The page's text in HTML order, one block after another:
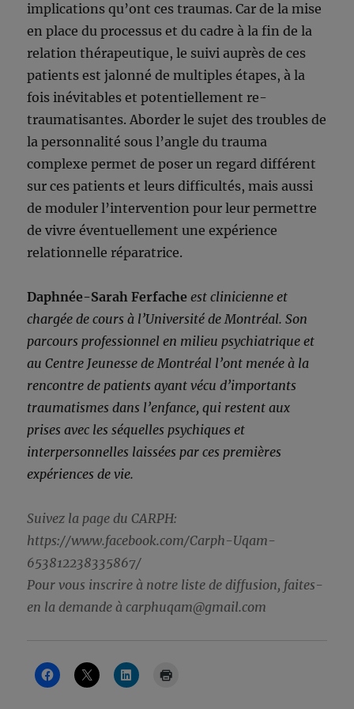
implications qu’ont ces traumas. Car de la mise
en place du processus et du cadre à la fin de la
relation thérapeutique, le suivi auprès de ces
patients est jalonné de multiples étapes, à la
fois inévitables et potentiellement re-
traumatisantes. Aborder le sujet des troubles de
la personnalité sous l’angle du trauma
complexe permet de poser un regard différent
sur ces patients et leurs difficultés, mais aussi
de moduler l’intervention pour leur permettre
de vivre éventuellement une expérience
relationnelle réparatrice.
Daphnée-Sarah Ferfache est clinicienne et
chargée de cours à l’Université de Montréal. Son
parcours professionnel en milieu psychiatrique et
au Centre Jeunesse de Montréal l’ont menée à la
rencontre de patients ayant vécu d’importants
traumatismes dans l’enfance, qui restent aux
prises avec les séquelles psychiques et
interpersonnelles laissées par ces premières
expériences de vie.
Suivez la page du CARPH:
https://www.facebook.com/Carph-Uqam-
653812238335867/
Pour vous inscrire à notre liste de diffusion, faites-
en la demande à carphuqam@gmail.com